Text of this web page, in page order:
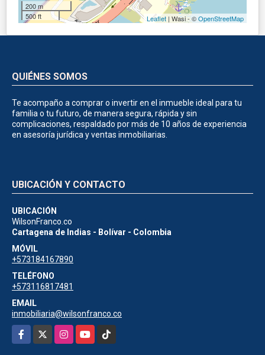
200 m
500 ft
Leaflet | Wasi - ©OpenStreetMap
QUIÉNES SOMOS
Te acompaño a comprar o invertir en el inmueble ideal para tu
familia o tu futuro, de manera segura, rápida y sin
complicaciones, respaldado por más de 10 años de experiencia
en asesoría jurídica y ventas inmobiliarias.
UBICACIÓN Y CONTACTO
UBICACIÓN
WilsonFranco.co
Cartagena de Indias - Bolívar - Colombia
MÓVIL
+573184167890
TELÉFONO
+573116817481
EMAIL
inmobiliaria@wilsonfranco.co
Facebook
InstagramYouTubeTikTok